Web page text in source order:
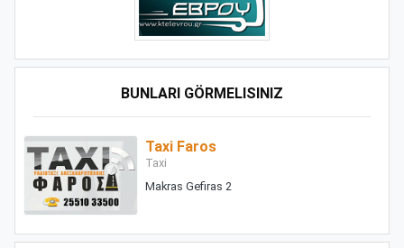
BUNLARI GÖRMELISINIZ
Taxi Faros
Taxi
Makras Gefiras 2